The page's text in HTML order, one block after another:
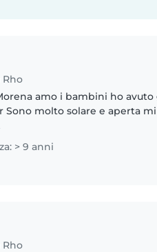
Rho
amo i bambini ho avuto
Sono molto solare e aperta
> 9 anni
Rho